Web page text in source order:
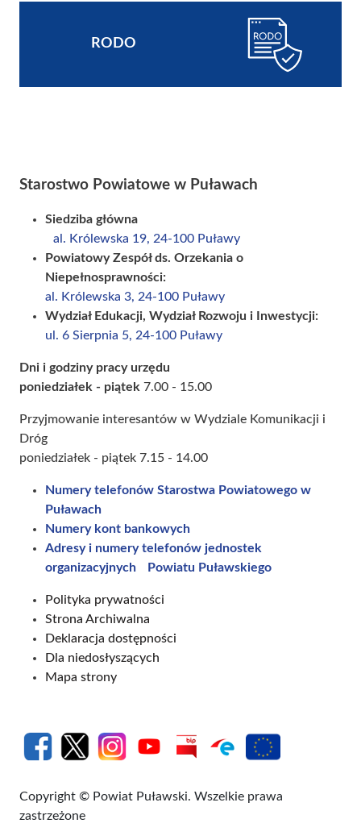
RODO
Starostwo Powiatowe w Puławach
Siedziba główna
al. Królewska 19, 24-100 Puławy
Powiatowy Zespół ds. Orzekania o
Niepełnosprawności:
al. Królewska 3, 24-100 Puławy
Wydział Edukacji, Wydział Rozwoju i Inwestycji:
ul. 6 Sierpnia 5, 24-100 Puławy
Dni i godziny pracy urzędu
poniedziałek - piątek 7.00 - 15.00
Przyjmowanie interesantów w Wydziale Komunikacji i
Dróg
poniedziałek - piątek 7.15 - 14.00
Numery telefonów Starostwa Powiatowego w
Puławach
Numery kont bankowych
Adresy i numery telefonów jednostek
organizacyjnych Powiatu Puławskiego
Polityka prywatności
Strona Archiwalna
Deklaracja dostępności
Dla niedosłyszących
Mapa strony
Copyright © Powiat Puławski. Wszelkie prawa
zastrzeżone